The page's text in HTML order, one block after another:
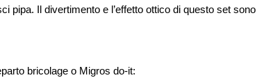
pipa. Il divertimento e l’effetto ottico di questo set sono
bricolage o Migros do-it: